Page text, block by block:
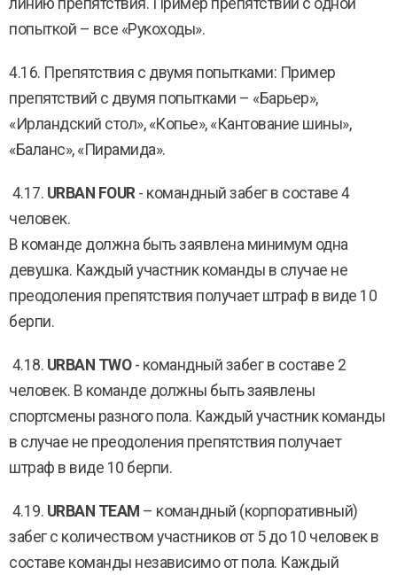
линию препятствия. Пример препятствий с одной
попыткой – все «Рукоходы».
4.16. Препятствия с двумя попытками: Пример
препятствий с двумя попытками – «Барьер»,
«Ирландский стол», «Копье», «Кантование шины»,
«Баланс», «Пирамида».
4.17. URBAN FOUR- командный забег в составе 4
человек.
В команде должна быть заявлена минимум одна
девушка. Каждый участник команды в случае не
преодоления препятствия получает штраф в виде 10
берпи.
4.18. URBAN TWO- командный забег в составе 2
человек. В команде должны быть заявлены
спортсмены разного пола. Каждый участник команды
в случае не преодоления препятствия получает
штраф в виде 10 берпи.
4.19. URBAN TEAM – командный (корпоративный)
забег с количеством участников от 5 до 10 человек в
составе команды независимо от пола. Каждый